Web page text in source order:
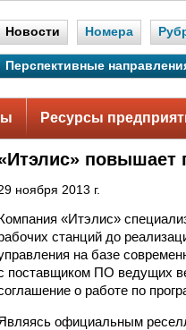
Новости Номера
Перспективные
Ресурсы
повышает
ноября 2013 г.
«Итэлис»
станций до
на базе
поставщиком ПО ведущих
о работе по
официальным